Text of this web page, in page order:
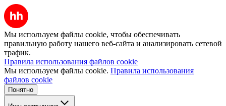
Мы используем файлы cookie, чтобы обеспечивать
правильную работу нашего веб-сайта и анализировать сетевой
трафик.
Правила использования файлов cookie
Мы используем файлы cookie. Правила использования
файлов cookie
Понятно